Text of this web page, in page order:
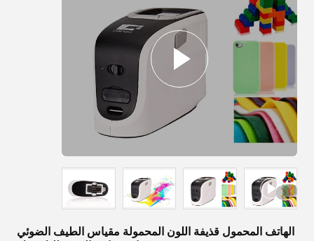
الهاتف المحمول قذيفة اللون المحمولة مقياس الطيف الضوئي